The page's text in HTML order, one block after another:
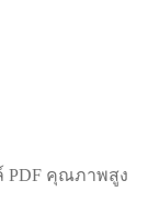
PDF คุณภาพสูง